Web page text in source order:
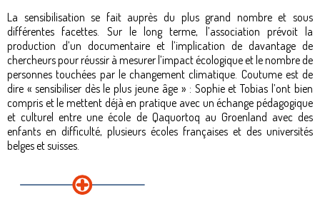
La sensibilisation se fait auprès du plus grand nombre et sous
différentes facettes. Sur le long terme, l’association prévoit la
production d’un documentaire et l’implication de davantage de
chercheurs pour réussir à mesurer l’impact écologique et le nombre de
personnes touchées par le changement climatique. Coutume est de
dire « sensibiliser dès le plus jeune âge » : Sophie et Tobias l’ont bien
compris et le mettent déjà en pratique avec un échange pédagogique
et culturel entre une école de Qaquortoq au Groenland avec des
enfants en difficulté, plusieurs écoles françaises et des universités
belges et suisses.